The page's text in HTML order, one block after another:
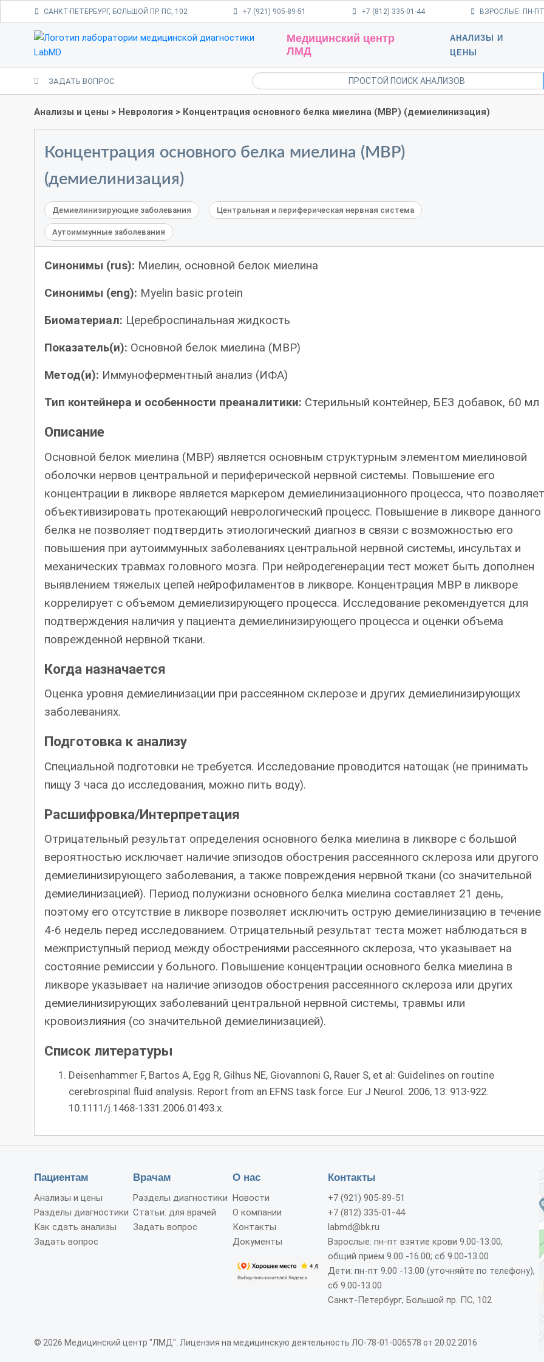
САНКТ-ПЕТЕРБУРГ, БОЛЬШОЙ ПР. ПС, 102 +7 (921) 905-89-51 +7 (812) 335-01-44 ВЗРОСЛЫЕ: ПН-ПТ
Медицинский центр
ЛМД
АНАЛИЗЫ И
ЦЕНЫ
ЗАДАТЬ ВОПРОС
Анализы и цены > Неврология > Концентрация основного белка миелина (MBP) (демиелинизация)
Концентрация основного белка миелина (MBP)
(демиелинизация)
Демиелинизирующие заболевания Центральная и периферическая нервная система
Аутоиммунные заболевания
Синонимы (rus): Миелин, основной белок миелина
Синонимы (eng): Myelin basic protein
Биоматериал: Цереброспинальная жидкость
Показатель(и): Основной белок миелина (MBP)
Метод(и): Иммуноферментный анализ (ИФА)
Тип контейнера и особенности преаналитики: Стерильный контейнер, БЕЗ добавок, 60 мл
Описание
Основной белок миелина (MBP) является основным структурным элементом миелиновой
оболочки нервов центральной и периферической нервной системы. Повышение его
концентрации в ликворе является маркером демиелинизационного процесса, что позволяет
объективизировать протекающий неврологический процесс. Повышение в ликворе данного
белка не позволяет подтвердить этиологический диагноз в связи с возможностью его
повышения при аутоиммунных заболеваниях центральной нервной системы, инсультах и
механических травмах головного мозга. При нейродегенерации тест может быть дополнен
выявлением тяжелых цепей нейрофиламентов в ликворе. Концентрация МВР в ликворе
коррелирует с объемом демиелизирующего процесса. Исследование рекомендуется для
подтверждения наличия у пациента демиелинизирующего процесса и оценки объема
поврежденной нервной ткани.
Когда назначается
Оценка уровня демиелинизации при рассеянном склерозе и других демиелинизирующих
заболеваниях.
Подготовка к анализу
Специальной подготовки не требуется. Исследование проводится натощак (не принимать
пищу 3 часа до исследования, можно пить воду).
Расшифровка/Интерпретация
Отрицательный результат определения основного белка миелина в ликворе с большой
вероятностью исключает наличие эпизодов обострения рассеянного склероза или другого
демиелинизирующего заболевания, а также повреждения нервной ткани (со значительной
демиелинизацией). Период полужизни основного белка миелина составляет 21 день,
поэтому его отсутствие в ликворе позволяет исключить острую демиелинизацию в течение
4-6 недель перед исследованием. Отрицательный результат теста может наблюдаться в
межприступный период между обострениями рассеянного склероза, что указывает на
состояние ремиссии у больного. Повышение концентрации основного белка миелина в
ликворе указывает на наличие эпизодов обострения рассеянного склероза или других
демиелинизирующих заболеваний центральной нервной системы, травмы или
кровоизлияния (со значительной демиелинизацией).
Список литературы
Deisenhammer F, Bartos A, Egg R, Gilhus NE, Giovannoni G, Rauer S, et al: Guidelines on routine
cerebrospinal fluid analysis. Report from an EFNS task force. Eur J Neurol. 2006, 13: 913-922.
10.1111/j.1468-1331.2006.01493.x.
Пациентам
Анализы и цены
Разделы диагностики
Как сдать анализы
Задать вопрос
Врачам
Разделы диагностики
Статьи: для врачей
Задать вопрос
О нас
Новости
О компании
Контакты
Документы
Контакты
+7 (921) 905-89-51
+7 (812) 335-01-44
labmd@bk.ru
Взрослые: пн-пт взятие крови 9.00-13.00,
общий приём 9.00 -16.00; сб 9.00-13.00
Дети: пн-пт 9.00 -13.00 (уточняйте по телефону),
сб 9.00-13.00
Санкт-Петербург, Большой пр. ПС, 102
© 2026 Медицинский центр "ЛМД". Лицензия на медицинскую деятельность ЛО-78-01-006578 от 20.02.2016